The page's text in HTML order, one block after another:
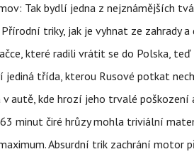
Tak bydlí jedna z nejznámějších
triky, jak je vyhnat ze zahrady a
které radili vrátit se do Polska,
třída, kterou Rusové potkat
autě, kde hrozí jeho trvalé poškození
minut čiré hrůzy mohla triviální
Absurdní trik zachrání motor